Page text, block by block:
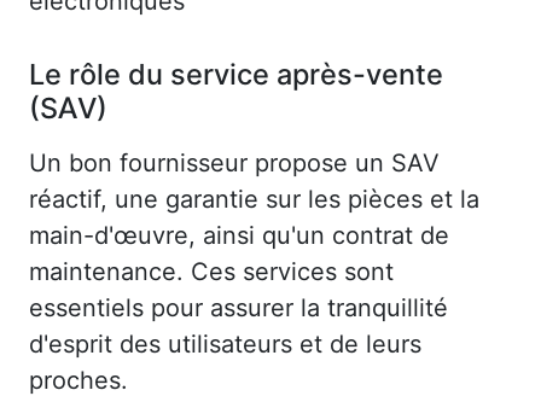
Le rôle du service après-vente
(SAV)
Un bon fournisseur propose un SAV
réactif, une garantie sur les pièces et la
main-d'œuvre, ainsi qu'un contrat de
maintenance. Ces services sont
essentiels pour assurer la tranquillité
d'esprit des utilisateurs et de leurs
proches.